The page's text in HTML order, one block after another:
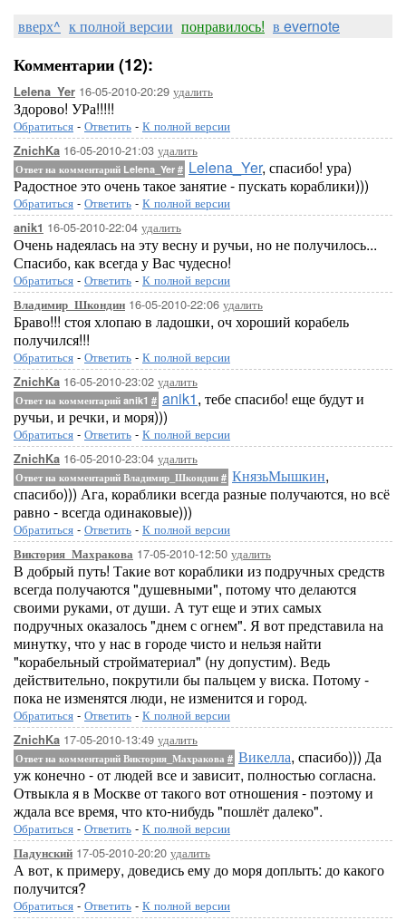
вверх^ к полной версии понравилось! в evernote
Комментарии (12):
Lelena_Yer 16-05-2010-20:29 удалить
Здорово! УРа!!!!!
Обратиться - Ответить - К полной версии
ZnichKa 16-05-2010-21:03 удалить
Ответ на комментарий Lelena_Yer # Lelena_Yer, спасибо! ура)
Радостное это очень такое занятие - пускать кораблики)))
Обратиться - Ответить - К полной версии
anik1 16-05-2010-22:04 удалить
Очень надеялась на эту весну и ручьи, но не получилось...
Спасибо, как всегда у Вас чудесно!
Обратиться - Ответить - К полной версии
Владимир_Шкондин 16-05-2010-22:06 удалить
Браво!!! стоя хлопаю в ладошки, оч хороший корабель
получился!!!
Обратиться - Ответить - К полной версии
ZnichKa 16-05-2010-23:02 удалить
Ответ на комментарий anik1 # anik1, тебе спасибо! еще будут и
ручьи, и речки, и моря)))
Обратиться - Ответить - К полной версии
ZnichKa 16-05-2010-23:04 удалить
Ответ на комментарий Владимир_Шкондин # КнязьМышкин,
спасибо))) Ага, кораблики всегда разные получаются, но всё
равно - всегда одинаковые)))
Обратиться - Ответить - К полной версии
Виктория_Махракова 17-05-2010-12:50 удалить
В добрый путь! Такие вот кораблики из подручных средств
всегда получаются "душевными", потому что делаются
своими руками, от души. А тут еще и этих самых
подручных оказалось "днем с огнем". Я вот представила на
минутку, что у нас в городе чисто и нельзя найти
"корабельный стройматериал" (ну допустим). Ведь
действительно, покрутили бы пальцем у виска. Потому -
пока не изменятся люди, не изменится и город.
Обратиться - Ответить - К полной версии
ZnichKa 17-05-2010-13:49 удалить
Ответ на комментарий Виктория_Махракова # Викелла, спасибо))) Да
уж конечно - от людей все и зависит, полностью согласна.
Отвыкла я в Москве от такого вот отношения - поэтому и
ждала все время, что кто-нибудь "пошлёт далеко".
Обратиться - Ответить - К полной версии
Падунский 17-05-2010-20:20 удалить
А вот, к примеру, доведись ему до моря доплыть: до какого
получится?
Обратиться - Ответить - К полной версии